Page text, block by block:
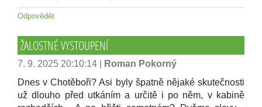
Odpovědět
ŽALOSTNÉ VYSTOUPENÍ
7. 9. 2025 20:10:14
Roman Pokorný
Dnes v Chotěboři? Asi byly špatně nějaké skutečnosti
už dlouho před utkáním a určitě i po něm, v kabině